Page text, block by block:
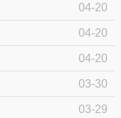
04-20
04-20
04-20
03-30
03-29